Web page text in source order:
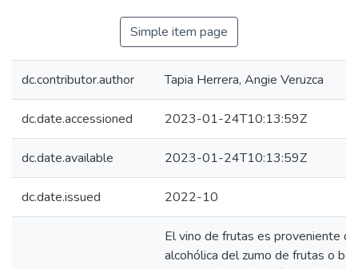
Simple item page
dc.contributor.author Tapia Herrera, Angie Veruzca
dc.date.accessioned 2023-01-24T10:13:59Z
dc.date.available 2023-01-24T10:13:59Z
dc.date.issued 2022-10
El vino de frutas es proveniente
alcohólica del zumo de frutas o